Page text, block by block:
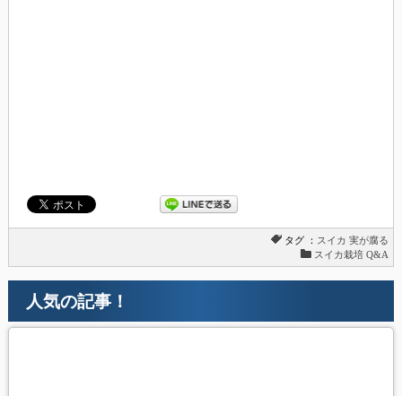
タグ ： スイカ 実が腐る
スイカ栽培 Q&A
人気の記事！